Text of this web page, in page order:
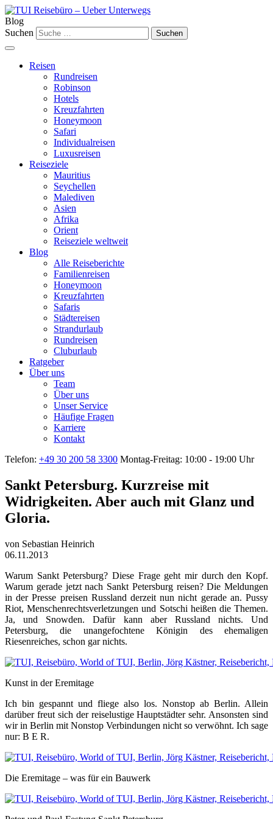
Blog
Suchen
Reisen
Rundreisen
Robinson
Hotels
Kreuzfahrten
Honeymoon
Safari
Individualreisen
Luxusreisen
Reiseziele
Mauritius
Seychellen
Malediven
Asien
Afrika
Orient
Reiseziele weltweit
Blog
Alle Reiseberichte
Familienreisen
Honeymoon
Kreuzfahrten
Safaris
Städtereisen
Strandurlaub
Rundreisen
Cluburlaub
Ratgeber
Über uns
Team
Über uns
Unser Service
Häufige Fragen
Karriere
Kontakt
Telefon: +49 30 200 58 3300 Montag-Freitag: 10:00 - 19:00 Uhr
Sankt Petersburg. Kurzreise mit
Widrigkeiten. Aber auch mit Glanz und
Gloria.
von Sebastian Heinrich
06.11.2013
Warum Sankt Petersburg? Diese Frage geht mir durch den Kopf.
Warum gerade jetzt nach Sankt Petersburg reisen? Die Meldungen
in der Presse preisen Russland derzeit nun nicht gerade an. Pussy
Riot, Menschenrechtsverletzungen und Sotschi heißen die Themen.
Ja, und Snowden. Dafür kann aber Russland nichts. Und
Petersburg, die unangefochtene Königin des ehemaligen
Riesenreiches, schon gar nichts.
Kunst in der Eremitage
Ich bin gespannt und fliege also los. Nonstop ab Berlin. Allein
darüber freut sich der reiselustige Hauptstädter sehr. Ansonsten sind
wir in Berlin mit Nonstop Verbindungen nicht so verwöhnt. Ich sage
nur: B E R.
Die Eremitage – was für ein Bauwerk